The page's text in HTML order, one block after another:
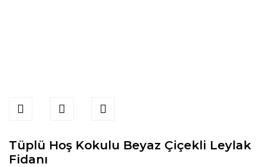
Tüplü Hoş Kokulu Beyaz Çiçekli Leylak
Fidanı